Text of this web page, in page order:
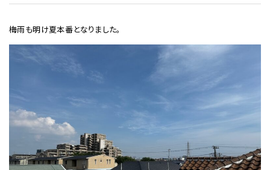
梅雨も明け夏本番となりました。